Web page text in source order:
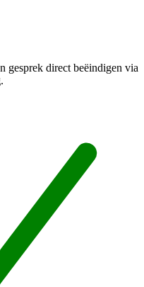
gesprek direct beëindigen via